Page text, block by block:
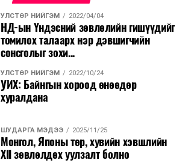
УЛСТӨР НИЙГЭМ 2022/04/04
НД-ын Үндэсний зөвлөлийн гишүүдийг
томилох талаарх нэр дэвшигчийн
сонсголыг зохи...
УЛСТӨР НИЙГЭМ 2022/10/24
УИХ: Байнгын хороод өнөөдөр
хуралдана
ШУДАРГА МЭДЭЭ 2025/11/25
Монгол, Японы төр, хувийн хэвшлийн
XII зөвлөлдөх уулзалт болно